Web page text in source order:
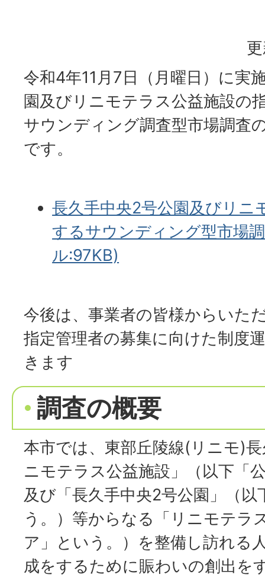
令和4年11月7日（月曜日）に実
園及びリニモテラス公益施設の
サウンディング調査型市場調査
です。
長久手中央2号公園及びリニ
するサウンディング型市場
ル:97KB)
今後は、事業者の皆様からいた
指定管理者の募集に向けた制度
きます
調査の概要
本市では、東部丘陵線(リニモ)
ニモテラス公益施設」（以下「
及び「長久手中央2号公園」（以
う。）等からなる「リニモテラ
ア」という。）を整備し訪れる
成をするために賑わいの創出を